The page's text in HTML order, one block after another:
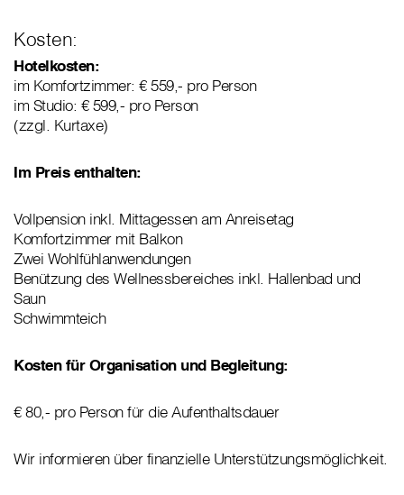
Kosten:
Hotelkosten:
im Komfortzimmer: € 559,- pro Person
im Studio: € 599,- pro Person
(zzgl. Kurtaxe)
Im Preis enthalten:
Vollpension inkl. Mittagessen am Anreisetag
Komfortzimmer mit Balkon
Zwei Wohlfühlanwendungen
Benützung des Wellnessbereiches inkl. Hallenbad und
Saun
Schwimmteich
Kosten für Organisation und Begleitung:
€ 80,- pro Person für die Aufenthaltsdauer
Wir informieren über finanzielle Unterstützungsmöglichkeit.